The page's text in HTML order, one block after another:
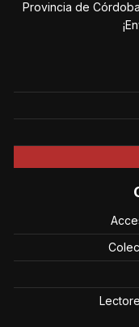
Provincia de